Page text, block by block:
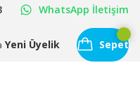
WhatsApp İletişim
Yeni Üyelik
Sepet